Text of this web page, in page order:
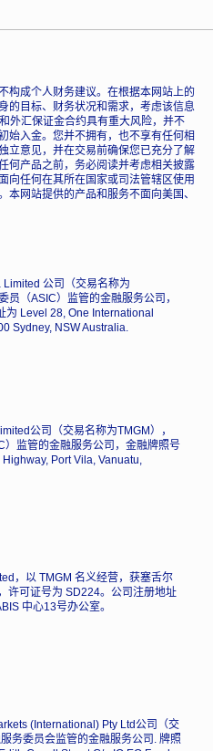
构成个人财务建议。在根据本网站上的
的目标、财务状况和需求，考虑该信息
外汇保证金合约具有重大风险，并不
始入金。您并不拥有，也不享有任何相
立意见，并在交易前确保您已充分了解
何产品之前，务必阅读并考虑相关披露
向任何在其所在国家或司法管辖区使用
本网站提供的产品和服务不面向美国、
公司（交易名称为
员（ASIC）监管的金融服务公司，
为 Level 28, One International
Sydney, NSW Australia.
公司（交易名称为TMGM），
监管的金融服务公司，金融牌照号
Port Vila, Vanuatu,
，以 TMGM 名义经营，获塞舌尔
许可证号为 SD224。公司注册地址
中心13号办公室。
(International) Pty Ltd公司（交
务委员会监管的金融服务公司. 牌照